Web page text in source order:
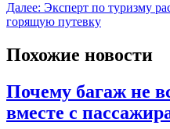
Далее: Эксперт по туризму
горящую путевку
Похожие новости
Почему багаж не
вместе с